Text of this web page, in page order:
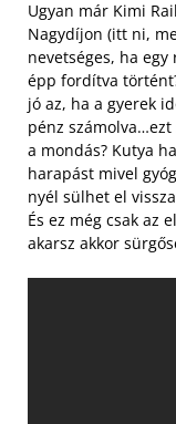
Ugyan már Kimi
Nagydíjon (itt ni,
nevetséges, ha
épp fordítva
jó az, ha a gyerek
pénz
a mondás? Kutya
harapást mivel
nyél sülhet el
És ez még csak az
akarsz akkor